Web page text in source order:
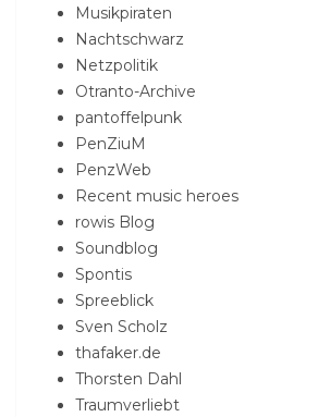
Musikpiraten
Nachtschwarz
Netzpolitik
Otranto-Archive
pantoffelpunk
PenZiuM
PenzWeb
Recent music heroes
rowis Blog
Soundblog
Spontis
Spreeblick
Sven Scholz
thafaker.de
Thorsten Dahl
Traumverliebt